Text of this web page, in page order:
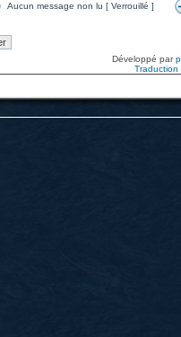
Aucun message non lu [ Verrouillé ]
Développé par
Traduction